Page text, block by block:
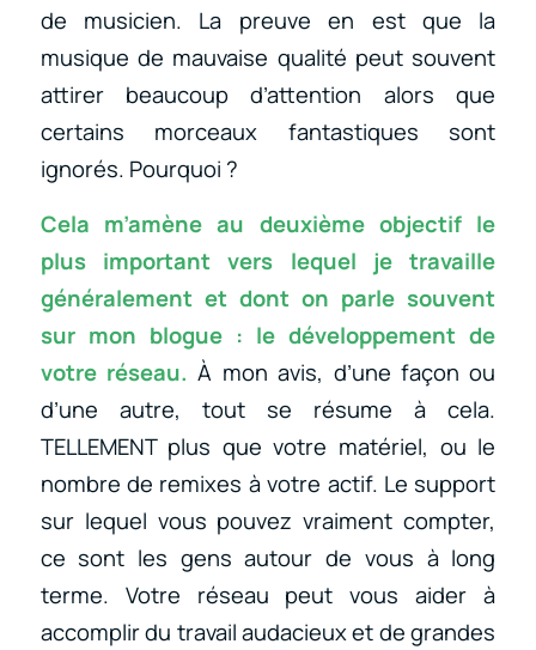
de musicien. La preuve en est que la
musique de mauvaise qualité peut souvent
attirer beaucoup d’attention alors que
certains morceaux fantastiques sont
ignorés. Pourquoi ?
Cela m’amène au deuxième objectif le
plus important vers lequel je travaille
généralement et dont on parle souvent
sur mon blogue : le développement de
votre réseau. À mon avis, d’une façon ou
d’une autre, tout se résume à cela.
TELLEMENT plus que votre matériel, ou le
nombre de remixes à votre actif. Le support
sur lequel vous pouvez vraiment compter,
ce sont les gens autour de vous à long
terme. Votre réseau peut vous aider à
accomplir du travail audacieux et de grandes